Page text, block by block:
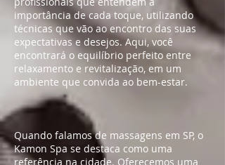
importância de cada toque, utilizando
técnicas que vão ao encontro das suas
expectativas e desejos. Aqui, você
encontrará o equilíbrio perfeito entre
relaxamento e revitalização, em um
ambiente que convida ao bem-estar.
Quando falamos de massagens em SP, o
Kamon Spa se destaca como uma
referência na cidade. Oferecemos uma